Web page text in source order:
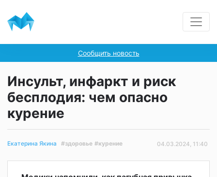
Сообщить новость
Инсульт, инфаркт и риск
бесплодия: чем опасно
курение
Екатерина Якина #здоровье #курение 04.03.2024, 11:40